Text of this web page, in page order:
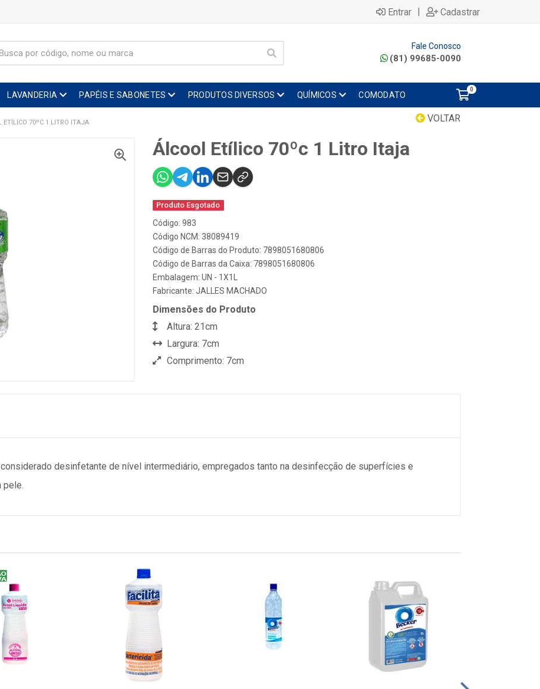
Entrar | Cadastrar
Fale Conosco
(81) 99685-0090
LAVANDERIA PAPÉIS E SABONETES PRODUTOS DIVERSOS QUÍMICOS COMODATO
0
VOLTAR
ETÍLICO 70ºC 1 LITRO ITAJA
Álcool Etílico 70ºc 1 Litro Itaja
Produto Esgotado
Código: 983
Código NCM: 38089419
Código de Barras do Produto: 7898051680806
Código de Barras da Caixa: 7898051680806
Embalagem: UN - 1X1L
Fabricante: JALLES MACHADO
Dimensões do Produto
Altura: 21cm
Largura: 7cm
Comprimento: 7cm
desinfetante de nível intermediário, empregados tanto na desinfecção de superfícies e
pele.